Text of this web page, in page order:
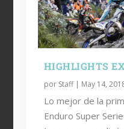
HIGHLIGHTS
por Staff| May 14,
Lo mejor de la
Enduro Super